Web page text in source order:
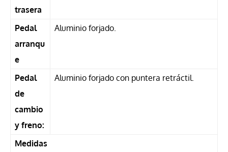
trasera
Pedal
arranqu
e
Aluminio forjado.
Pedal
de
cambio
y freno:
Aluminio forjado con puntera retráctil.
Medidas